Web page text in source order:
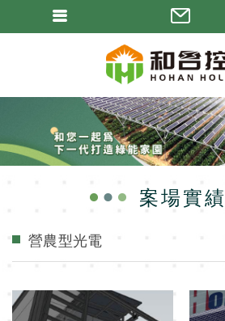
案場實績
營農型光電